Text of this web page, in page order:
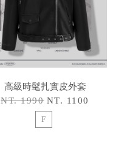
高級時髦扎實皮外套
NT. 1990 NT. 1100
F